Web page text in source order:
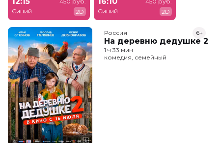
Синий
2D
Синий
2D
Россия
На деревню дедушке 2
6+
1 ч 33 мин
комедия, семейный